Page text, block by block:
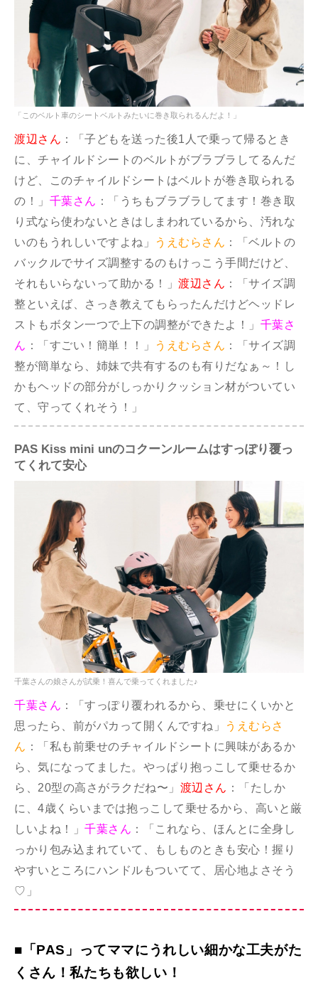
「このベルト車のシートベルトみたいに巻き取られるんだよ！」
渡辺さん ：「子どもを送った後1人で乗って帰るとき
に、チャイルドシートのベルトがブラブラしてるんだ
けど、このチャイルドシートはベルトが巻き取られる
の！」 千葉さん ：「うちもブラブラしてます！巻き取
り式なら使わないときはしまわれているから、汚れな
いのもうれしいですよね」
うえむらさん ：「ベルトの
バックルでサイズ調整するのもけっこう手間だけど、
それもいらないって助かる！」 渡辺さん ：「サイズ調
整といえば、さっき教えてもらったんだけどヘッドレ
ストもボタン一つで上下の調整ができたよ！」 千葉さ
ん ：「すごい！簡単！！」 うえむらさん ：「サイズ調
整が簡単なら、姉妹で共有するのも有りだなぁ～！し
かもヘッドの部分がしっかりクッション材がついてい
て、守ってくれそう！」
PAS Kiss mini unのコクーンルームはすっぽり覆っ
てくれて安心
千葉さんの娘さんが試乗！喜んで乗ってくれました♪
千葉さん ：「すっぽり覆われるから、乗せにくいかと
思ったら、前がパカって開くんですね」
うえむらさ
ん ：「私も前乗せのチャイルドシートに興味があるか
ら、気になってました。やっぱり抱っこして乗せるか
ら、20型の高さがラクだね〜」 渡辺さん ：「たしか
に、4歳くらいまでは抱っこして乗せるから、高いと厳
しいよね！」 千葉さん ：「これなら、ほんとに全身し
っかり包み込まれていて、もしものときも安心！握り
やすいところにハンドルもついてて、居心地よさそう
♡」
■「PAS」ってママにうれしい細かな工夫がた
くさん！私たちも欲しい！